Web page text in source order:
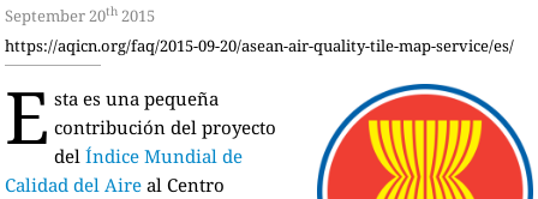
September 20th 2015
https://aqicn.org/faq/2015-09-20/asean-air-quality-tile-map-service/es/
E sta es una pequeña
contribución del proyecto
delÍndice Mundial de
Calidad del Aire al Centro